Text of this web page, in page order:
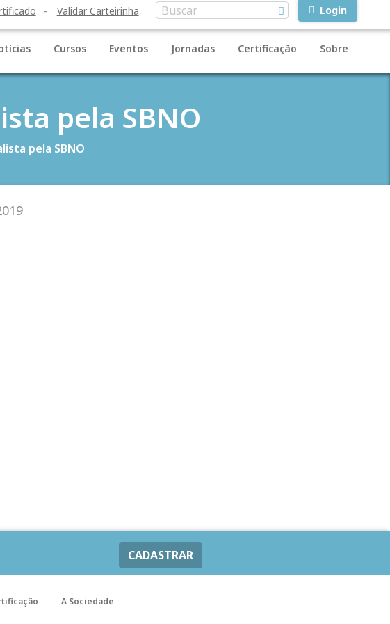
Validar Carteirinha Login
Cursos Eventos Jornadas Certificação Sobre
pela SBNO
pela SBNO
CADASTRAR
A Sociedade